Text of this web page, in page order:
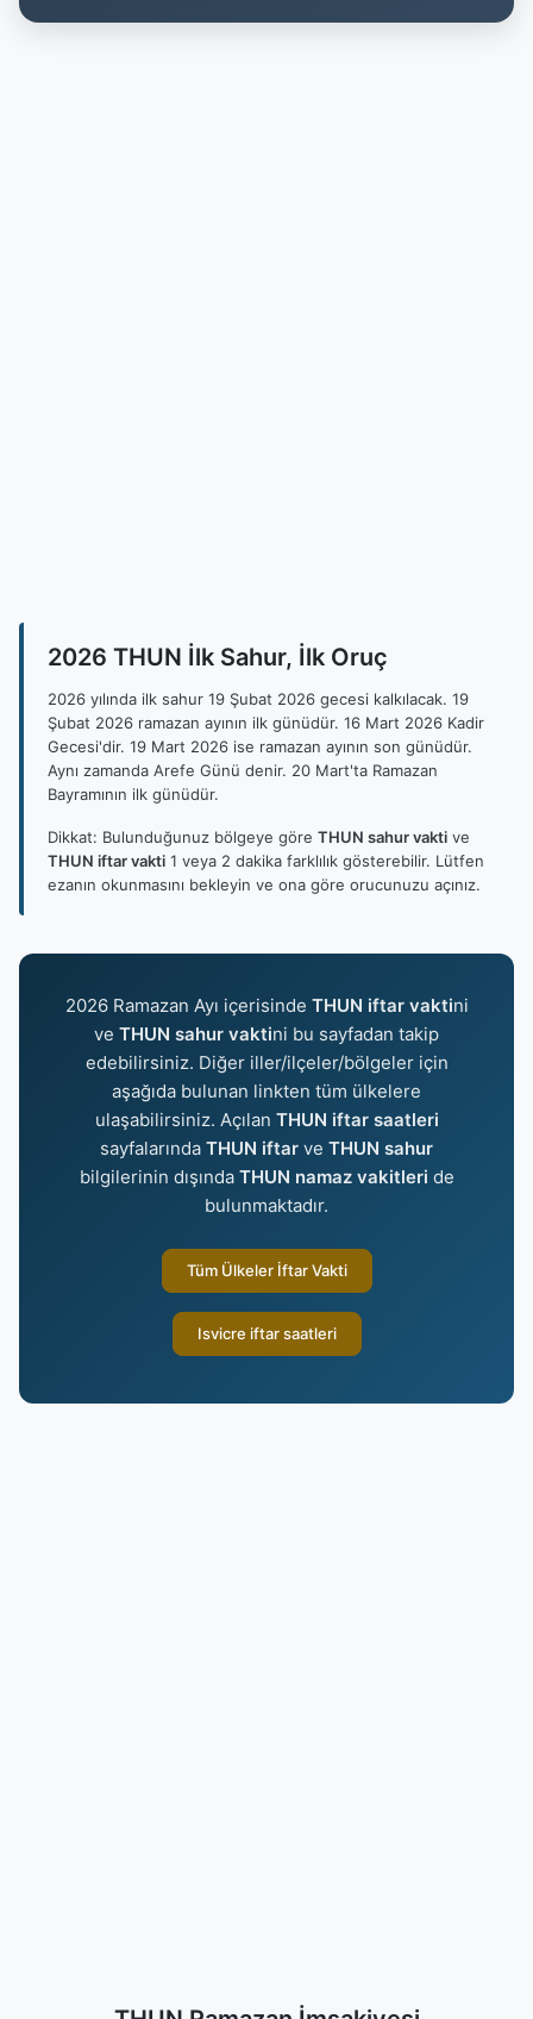
2026 THUN İlk Sahur, İlk Oruç
2026 yılında ilk sahur 19 Şubat 2026 gecesi kalkılacak. 19
Şubat 2026 ramazan ayının ilk günüdür. 16 Mart 2026 Kadir
Gecesi'dir. 19 Mart 2026 ise ramazan ayının son günüdür.
Aynı zamanda Arefe Günü denir. 20 Mart'ta Ramazan
Bayramının ilk günüdür.
Dikkat: Bulunduğunuz bölgeye göre THUN sahur vakti ve
THUN iftar vakti 1 veya 2 dakika farklılık gösterebilir. Lütfen
ezanın okunmasını bekleyin ve ona göre orucunuzu açınız.
2026 Ramazan Ayı içerisinde THUN iftar vaktini
ve THUN sahur vaktini bu sayfadan takip
edebilirsiniz. Diğer iller/ilçeler/bölgeler için
aşağıda bulunan linkten tüm ülkelere
ulaşabilirsiniz. Açılan THUN iftar saatleri
sayfalarında THUN iftar ve THUN sahur
bilgilerinin dışında THUN namaz vakitleri de
bulunmaktadır.
Tüm Ülkeler İftar Vakti
Isvicre iftar saatleri